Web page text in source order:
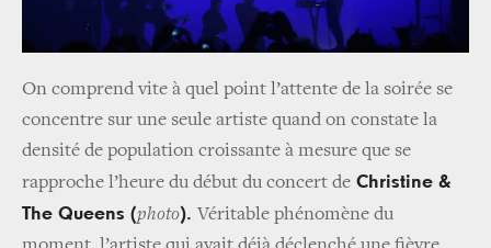
On comprend vite à quel point l’attente de la soirée se
concentre sur une seule artiste quand on constate la
densité de population croissante à mesure que se
rapproche l’heure du début du concert de Christine &
The Queens (photo).Véritable phénomène du